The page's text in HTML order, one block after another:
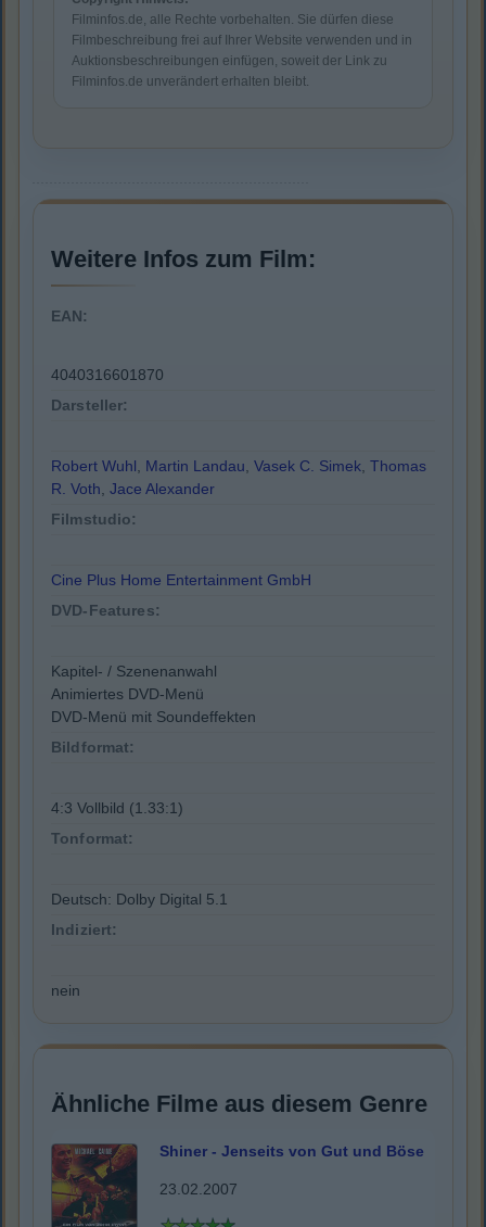
Filminfos.de, alle Rechte vorbehalten. Sie dürfen diese
Filmbeschreibung frei auf Ihrer Website verwenden und in
Auktionsbeschreibungen einfügen, soweit der Link zu
Filminfos.de unverändert erhalten bleibt.
Weitere Infos zum Film:
EAN:
4040316601870
Darsteller:
Robert Wuhl, Martin Landau, Vasek C. Simek, Thomas
R. Voth, Jace Alexander
Filmstudio:
Cine Plus Home Entertainment GmbH
DVD-Features:
Kapitel- / Szenenanwahl
Animiertes DVD-Menü
DVD-Menü mit Soundeffekten
Bildformat:
4:3 Vollbild (1.33:1)
Tonformat:
Deutsch: Dolby Digital 5.1
Indiziert:
nein
Ähnliche Filme aus diesem Genre
Shiner - Jenseits von Gut und Böse
23.02.2007